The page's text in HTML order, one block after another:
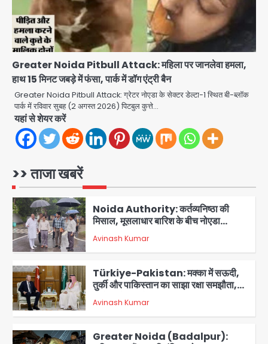
Greater Noida Pitbull Attack: महिला पर जानलेवा हमला,
हाथ 15 मिनट जबड़े में फंसा, पार्क में डॉग एंट्री बैन
Greater Noida Pitbull Attack: ग्रेटर नोएडा के सेक्टर डेल्टा-1 स्थित बी-ब्लॉक
पार्क में रविवार सुबह (2 अगस्त 2026) पिटबुल कुत्ते…
यहां से शेयर करें
>> ताजा खबरें
4
Greater Noida (Badalpur):
सरिया लदा कैंटर अनियंत्रित होकर घुसा
किराना दुकान में , ड्राइवर की मौत
Avinash Kumar
5
DC Movie Review: लोकेश कनगराज की
एक्टिंग डेब्यू फिल्म विजुअली स्ट्राइकिंग लेकिन
स्क्रीनप्ले में कमजोर, लेकिन कहानी अधूरी रह
गई, 3 स्टार रेटिंग
Avinash Kumar
1
Felix Hospital Noida: फेलिक्स
हॉस्पिटल और नोएडा लोक मंच की पहल, अब
2
Noida Authority: कर्तव्यनिष्ठा की
मिसाल, मूसलाधार बारिश के बीच नोएडा
प्राधिकरण ने संभाला मोर्चा, सेक्टर 105
आरडब्ल्यूए ने जताया आभार
3
Türkiye-Pakistan: मक्का में सऊदी,
तुर्की और पाकिस्तान का साझा रक्षा समझौता,
जानें इसके मायने
Avinash Kumar
Greater Noida (Badalpur):
सरिया लदा कैंटर अनियंत्रित होकर घुसा